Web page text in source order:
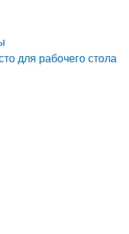
для рабочего стола